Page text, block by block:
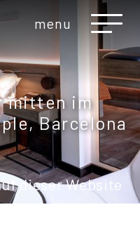
menu
mitten im
Barcelona
dieser Website